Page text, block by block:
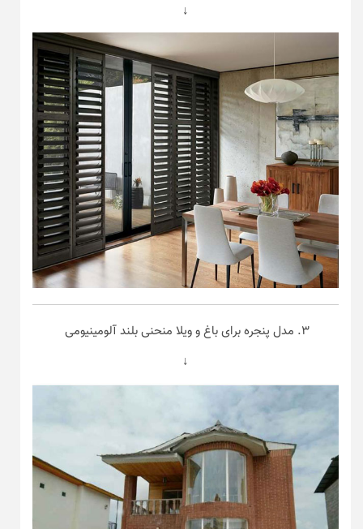
↓
۳. مدل پنجره برای باغ و ویلا منحنی بلند آلومینیومی
↓